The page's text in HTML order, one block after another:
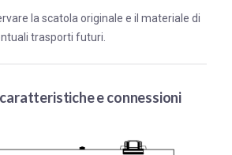
la scatola originale e il materiale di
trasporti futuri.
e connessioni